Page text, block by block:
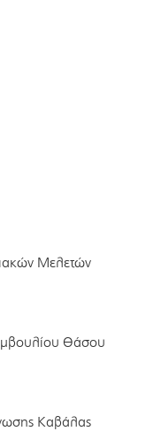
Μελετών
Θάσου
Καβάλας